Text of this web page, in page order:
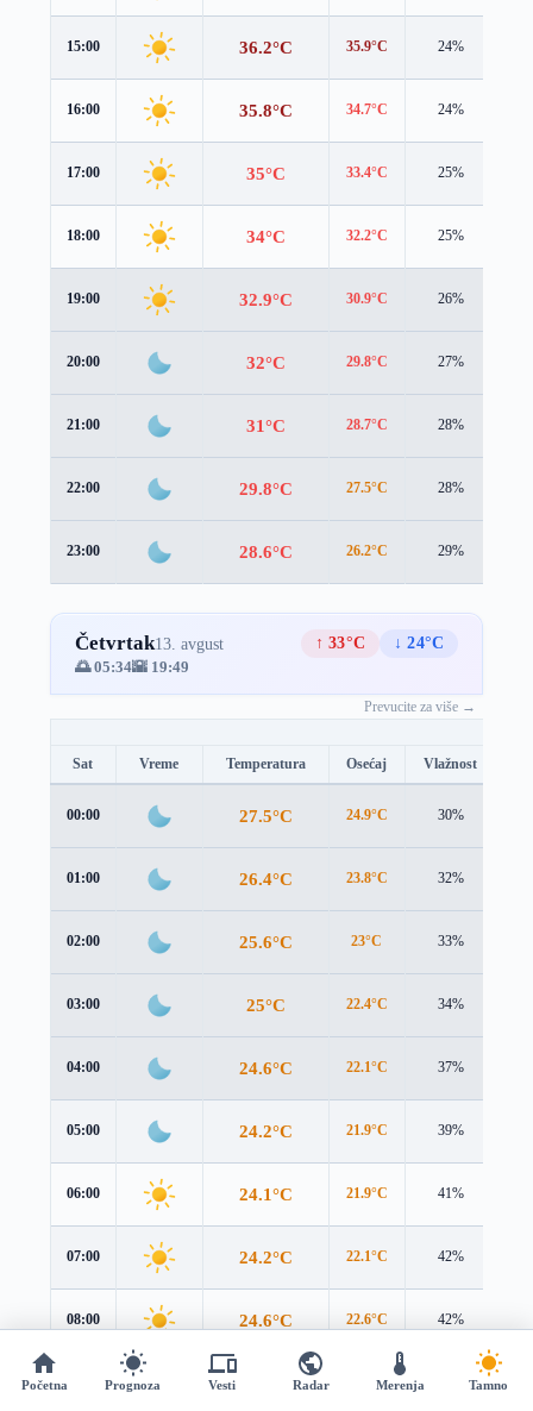
15:00 36.2°C 35.9°C 24%
16:00 35.8°C 34.7°C 24%
17:00 35°C 33.4°C 25%
18:00 34°C 32.2°C 25%
19:00 32.9°C 30.9°C 26%
20:00 32°C 29.8°C 27%
21:00 31°C 28.7°C 28%
22:00 29.8°C 27.5°C 28%
23:00 28.6°C 26.2°C 29%
Četvrtak13. avgust ↑ 33°C
↓ 24°C
🌅 05:34🌇 19:49
Prevucite za više →
Sat Vreme Temperatura Osećaj Vlažnost
00:00 27.5°C 24.9°C 30%
01:00 26.4°C 23.8°C 32%
02:00 25.6°C 23°C 33%
03:00 25°C 22.4°C 34%
04:00 24.6°C 22.1°C 37%
05:00 24.2°C 21.9°C 39%
06:00 24.1°C 21.9°C 41%
07:00 24.2°C 22.1°C 42%
08:00 24.6°C 22.6°C 42%
09:00 23.7°C
Početna Prognoza Vesti Radar Merenja Tamno